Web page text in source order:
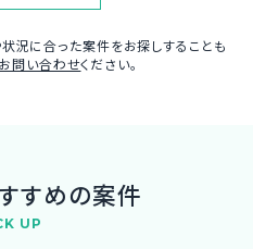
況に合った案件をお探しすることも
お問い合わせください。
すめの案件
UP